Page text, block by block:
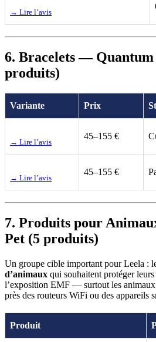
→ Lire l’avis
6. Bracelets —
produits)
Variante Prix
→ Lire l’avis
45–155 €
→ Lire l’avis
45–155 €
7. Produits pour
Pet (5 produits)
Un groupe cible important pour Leela :
d’animaux qui souhaitent protéger
l’exposition EMF — surtout les animaux
près des routeurs WiFi ou des appareils
Produit